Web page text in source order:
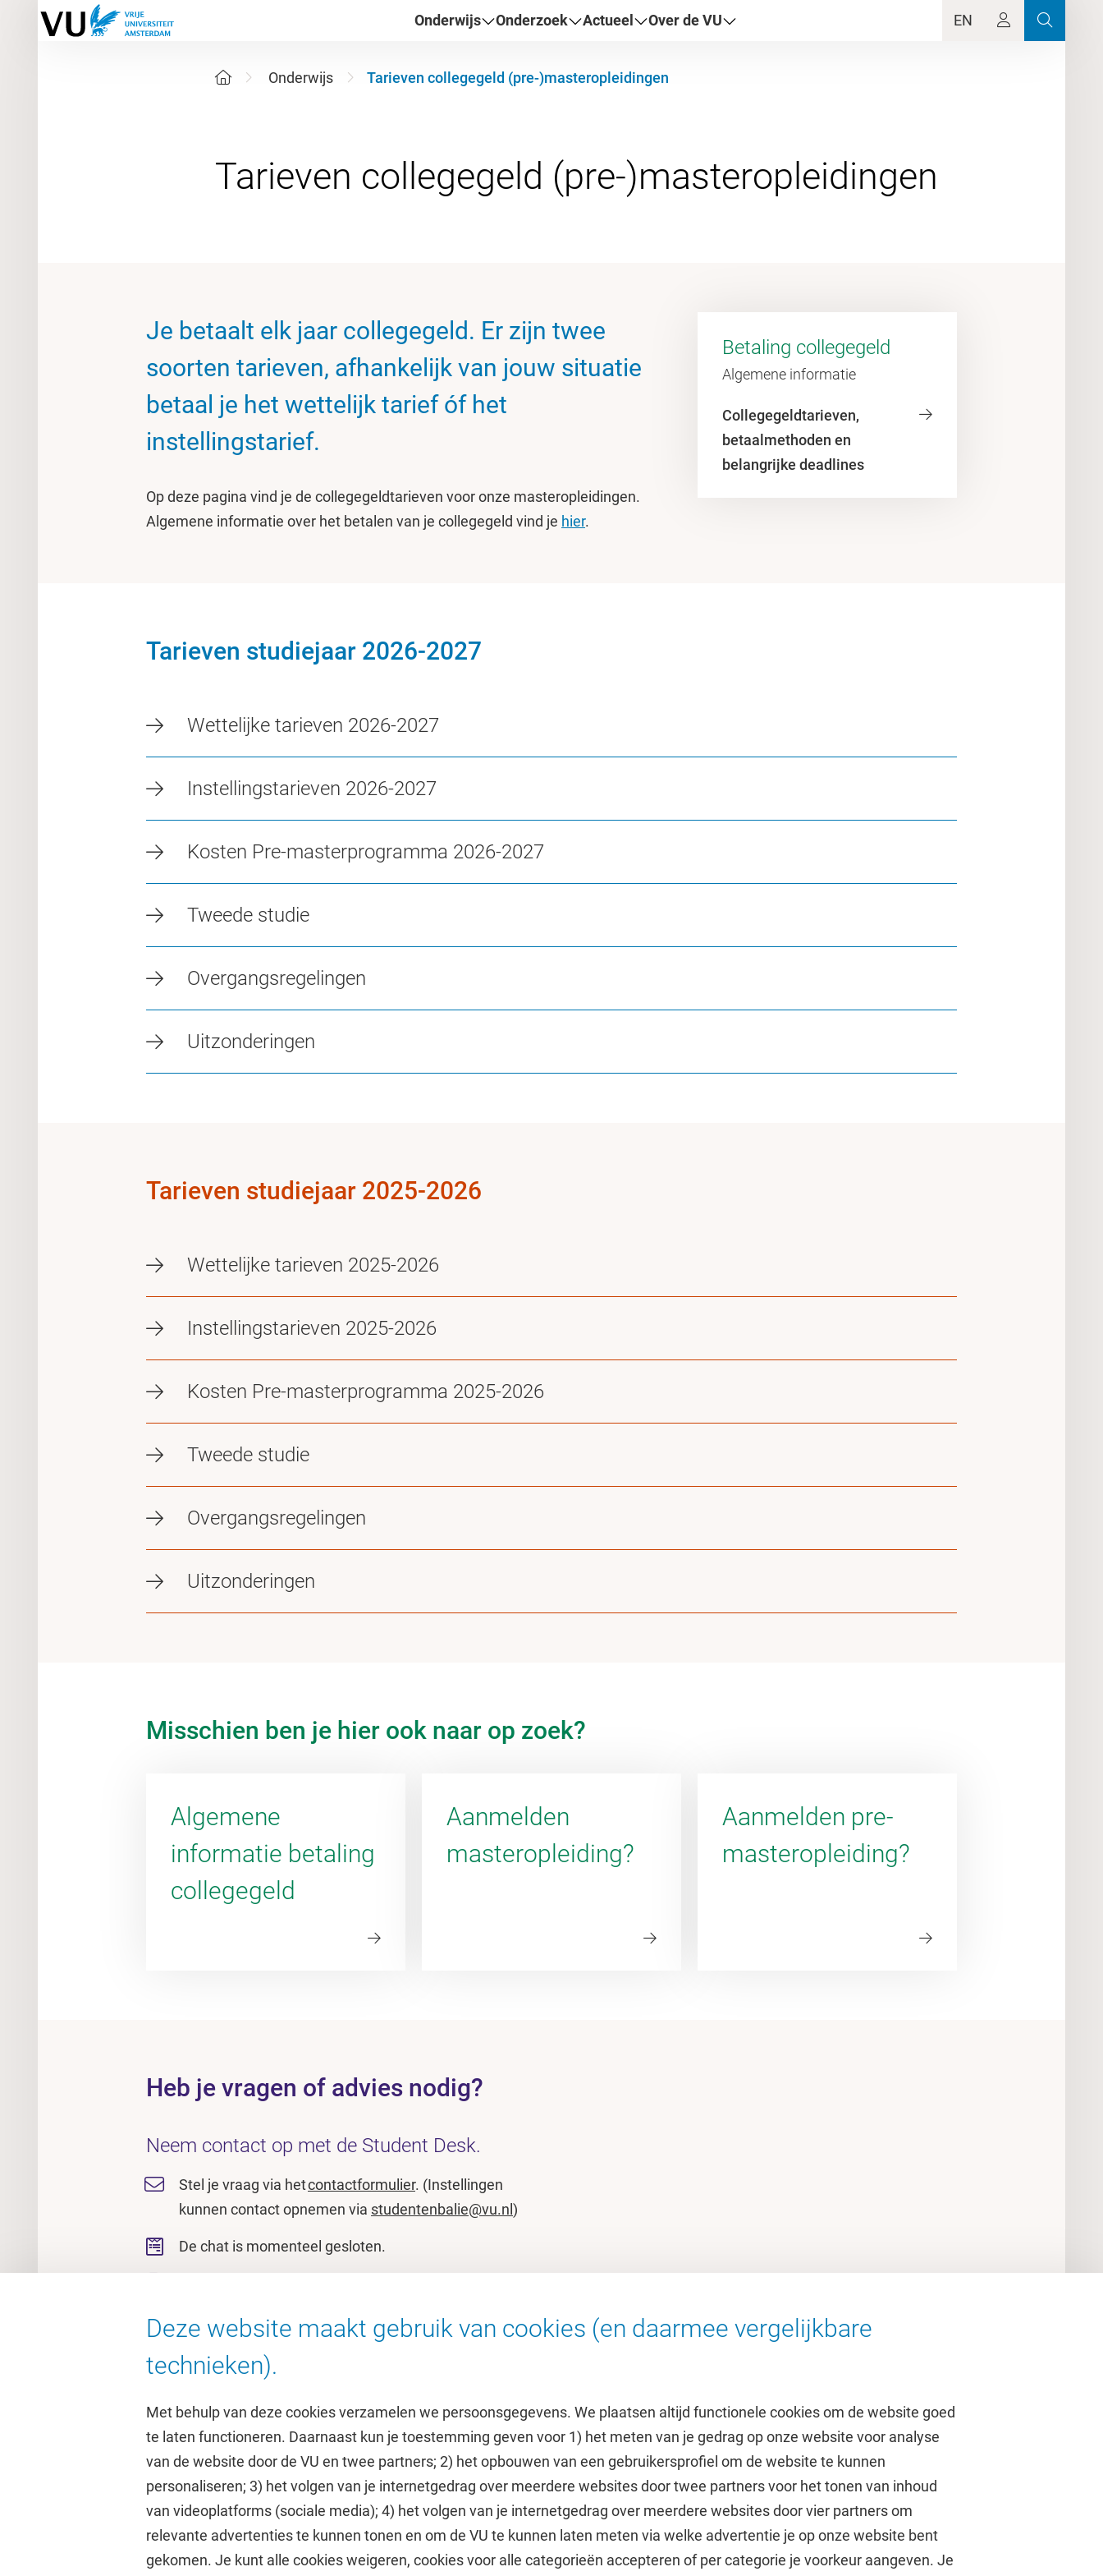
Onderwijs Onderzoek Actueel Over de VU EN
Onderwijs Tarieven collegegeld (pre-)masteropleidingen
Je betaalt elk jaar collegegeld. Er zijn twee
soorten tarieven, afhankelijk van jouw situatie
betaal je het wettelijk tarief óf het
instellingstarief.
Op deze pagina vind je de collegegeldtarieven voor onze masteropleidingen.
Algemene informatie over het betalen van je collegegeld vind je hier.
Betaling collegegeld
Algemene informatie
Collegegeldtarieven,
betaalmethoden en
belangrijke deadlines
Tarieven studiejaar 2026-2027
Wettelijke tarieven 2026-2027
Instellingstarieven 2026-2027
Kosten Pre-masterprogramma 2026-2027
Tweede studie
Overgangsregelingen
Uitzonderingen
Tarieven studiejaar 2025-2026
Wettelijke tarieven 2025-2026
Instellingstarieven 2025-2026
Kosten Pre-masterprogramma 2025-2026
Tweede studie
Overgangsregelingen
Uitzonderingen
Misschien ben je hier ook naar op zoek?
Algemene
informatie betaling
collegegeld
Aanmelden
masteropleiding?
Aanmelden pre-
masteropleiding?
Heb je vragen of advies nodig?
Neem contact op met de Student Desk.
Stel je vraag via hetcontactformulier. (Instellingen
kunnen contact opnemen via studentenbalie@vu.nl )
De chat is momenteel gesloten.
woensdag van 10.30 - 12.30u).
Deze website maakt gebruik van cookies (en daarmee vergelijkbare
technieken).
Met behulp van deze cookies verzamelen we persoonsgegevens. We plaatsen altijd functionele cookies om de website goed
te laten functioneren. Daarnaast kun je toestemming geven voor 1) het meten van je gedrag op onze website voor analyse
van de website door de VU en twee partners; 2) het opbouwen van een gebruikersprofiel om de website te kunnen
personaliseren; 3) het volgen van je internetgedrag over meerdere websites door twee partners voor het tonen van inhoud
van videoplatforms (sociale media); 4) het volgen van je internetgedrag over meerdere websites door vier partners om
relevante advertenties te kunnen tonen en om de VU te kunnen laten meten via welke advertentie je op onze website bent
gekomen. Je kunt alle cookies weigeren, cookies voor alle categorieën accepteren of per categorie je voorkeur aangeven. Je
Direct naar Studie
Academische jaarkalender
Uitgelicht
Doneer aan het VUfonds
Over de VU
Contact en route